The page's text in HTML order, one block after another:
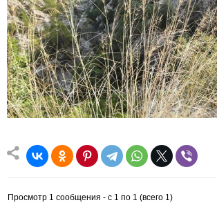
Просмотр 1 сообщения - с 1 по 1 (всего 1)